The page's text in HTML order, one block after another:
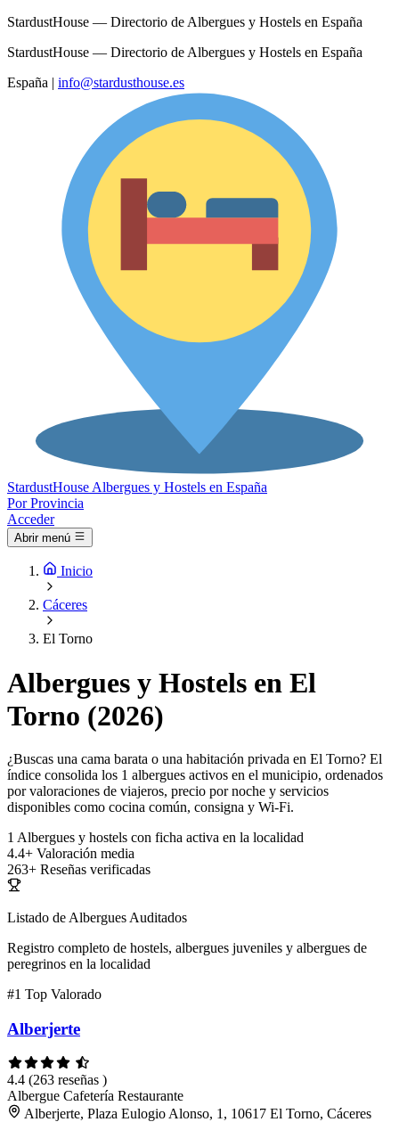
StardustHouse — Directorio de Albergues y Hostels en España
StardustHouse — Directorio de Albergues y Hostels en España
España | info@stardusthouse.es
StardustHouse Albergues y Hostels en España
Por Provincia
Acceder
Abrir menú
Inicio
Cáceres
El Torno
Albergues y Hostels en El
Torno (2026)
¿Buscas una cama barata o una habitación privada en El Torno? El
índice consolida los 1 albergues activos en el municipio, ordenados
por valoraciones de viajeros, precio por noche y servicios
disponibles como cocina común, consigna y Wi-Fi.
1 Albergues y hostels con ficha activa en la localidad
4.4+ Valoración media
263+ Reseñas verificadas
Listado de Albergues Auditados
Registro completo de hostels, albergues juveniles y albergues de
peregrinos en la localidad
#1 Top Valorado
Alberjerte
4.4 (263 reseñas )
Albergue Cafetería Restaurante
Alberjerte, Plaza Eulogio Alonso, 1, 10617 El Torno, Cáceres